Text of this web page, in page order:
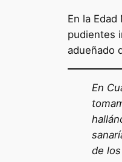
En la
pudientes
adueñado
En
de